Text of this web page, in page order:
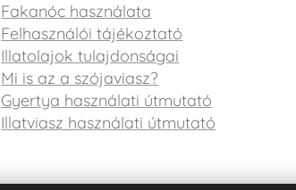
Fakanóc használata
Felhasználói tájékoztató
Illatolajok tulajdonságai
Mi is az a szójaviasz?
Gyertya használati útmutató
Illatviasz használati útmutató